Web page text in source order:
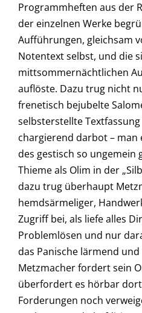
Programmheften aus der
der einzelnen Werke
Aufführungen, gleichsam
Notentext selbst, und die
mittsommernächtlichen
auflöste. Dazu trug nicht
frenetisch bejubelte
selbsterstellte
chargierend darbot –
des gestisch so ungemein
Thieme als Olim in der
dazu trug überhaupt
hemdsärmeliger,
Zugriff bei, als liefe alles
Problemlösen und nur
das Panische lärmend
Metzmacher fordert sein
überfordert es hörbar
Forderungen noch